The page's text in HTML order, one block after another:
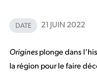
DATE 21 JUIN 2022
Originesplonge dans
la région pour le faire